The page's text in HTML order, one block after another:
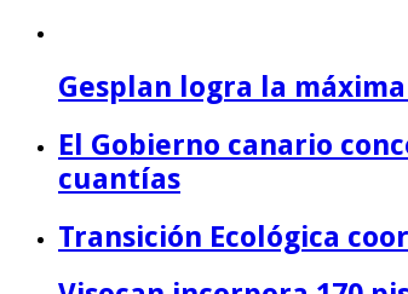
Gesplan logra la
El Gobierno canario
cuantías
Transición Ecológica